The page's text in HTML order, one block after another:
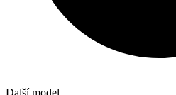
Další model